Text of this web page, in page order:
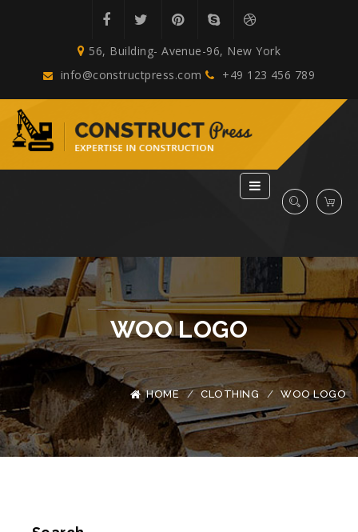
56, Building- Avenue-96, New York
info@constructpress.com
+49 123 456 789
WOO LOGO
HOME CLOTHING WOO LOGO